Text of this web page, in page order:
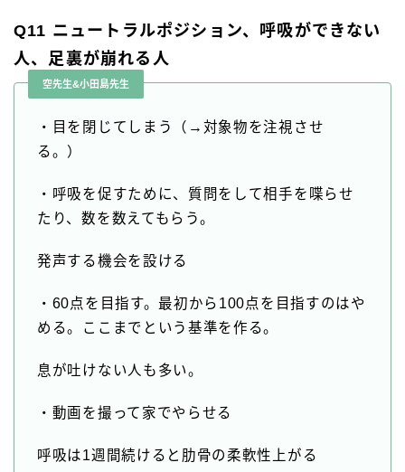
Q11 ニュートラルポジション、呼吸ができない
人、足裏が崩れる人
空先生&小田島先生
・目を閉じてしまう（→対象物を注視させ
る。）
・呼吸を促すために、質問をして相手を喋らせ
たり、数を数えてもらう。
発声する機会を設ける
・60点を目指す。最初から100点を目指すのはや
める。ここまでという基準を作る。
息が吐けない人も多い。
・動画を撮って家でやらせる
呼吸は1週間続けると肋骨の柔軟性上がる